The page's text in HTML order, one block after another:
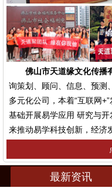
佛山市天道缘文化传播
询策划、顾问、信息、预测
多元化公司，本着“互联网
基础开展易学应用 研究与
来推动易学科技创新，经济
最新资讯